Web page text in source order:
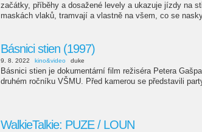
začátky, příběhy a dosažené levely a ukazuje jízdy na
maskách vlaků, tramvají a vlastně na všem, co se
Básnici stien (1997)
9. 8. 2022 kino&video duke
Básnici stien je dokumentární film režiséra Petera
druhém ročníku VŠMU. Před kamerou se představili
WalkieTalkie: PUZE / LOUN